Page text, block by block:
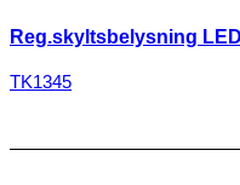
Reg.skyltsbelysning
TK1345